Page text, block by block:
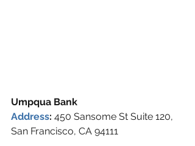
Umpqua Bank
Address: 450 Sansome St Suite 120,
San Francisco, CA 94111